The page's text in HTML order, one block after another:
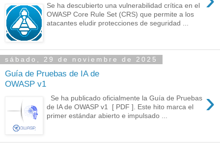
Se ha descubierto una vulnerabilidad crítica en el
OWASP Core Rule Set (CRS) que permite a los
atacantes eludir protecciones de seguridad ...
sábado, 29 de noviembre de 2025
Guía de Pruebas de IA de
OWASP v1
›
Se ha publicado oficialmente la Guía de Pruebas
de IA de OWASP v1 [ PDF ]. Este hito marca el
primer estándar abierto e impulsado ...